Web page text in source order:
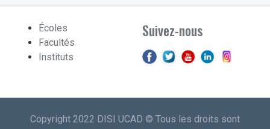
Écoles
Facultés
Instituts
Suivez-nous
Copyright 2022 DISI UCAD © Tous les droits sont